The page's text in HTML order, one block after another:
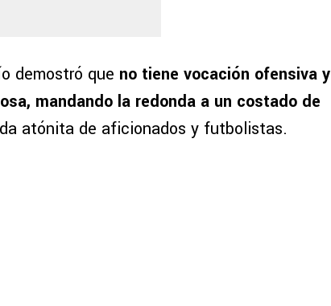
demostró que no tiene vocación ofensiva y
mandando la redonda a un costado de
atónita de aficionados y futbolistas.